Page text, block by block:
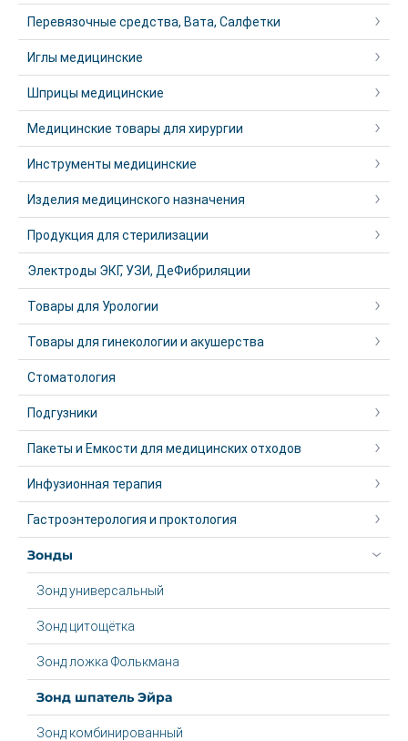
Перевязочные средства, Вата, Салфетки
Иглы медицинские
Шприцы медицинские
Медицинские товары для хирургии
Инструменты медицинские
Изделия медицинского назначения
Продукция для стерилизации
Электроды ЭКГ, УЗИ, ДеФибриляции
Товары для Урологии
Товары для гинекологии и акушерства
Стоматология
Подгузники
Пакеты и Емкости для медицинских отходов
Инфузионная терапия
Гастроэнтерология и проктология
Зонды
Зонд универсальный
Зонд цитощётка
Зонд ложка Фолькмана
Зонд шпатель Эйра
Зонд комбинированный